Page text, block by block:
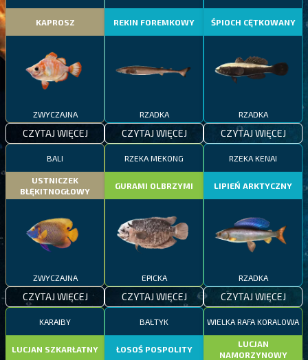
KAPROSZ
ZWYCZAJNA
CZYTAJ WIĘCEJ
REKIN FOREMKOWY
RZADKA
CZYTAJ WIĘCEJ
ŚPIOCH CĘTKOWANY
RZADKA
CZYTAJ WIĘCEJ
BALI
USTNICZEK
BŁĘKITNOGŁOWY
ZWYCZAJNA
CZYTAJ WIĘCEJ
RZEKA MEKONG
GURAMI OLBRZYMI
EPICKA
CZYTAJ WIĘCEJ
RZEKA KENAI
LIPIEŃ ARKTYCZNY
RZADKA
CZYTAJ WIĘCEJ
KARAIBY
LUCJAN SZKARŁATNY
BAŁTYK
ŁOSOŚ POSPOLITY
WIELKA RAFA KORALOWA
LUCJAN
NAMORZYNOWY